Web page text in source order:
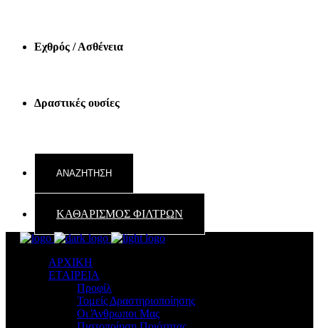
Εχθρός / Ασθένεια
Δραστικές ουσίες
ΚΑΘΑΡΙΣΜΟΣ ΦΙΛΤΡΩΝ
ΑΡΧΙΚΗ
ΕΤΑΙΡΕΙΑ
Προφίλ
Τομείς Δραστηριοποίησης
Οι Άνθρωποι Μας